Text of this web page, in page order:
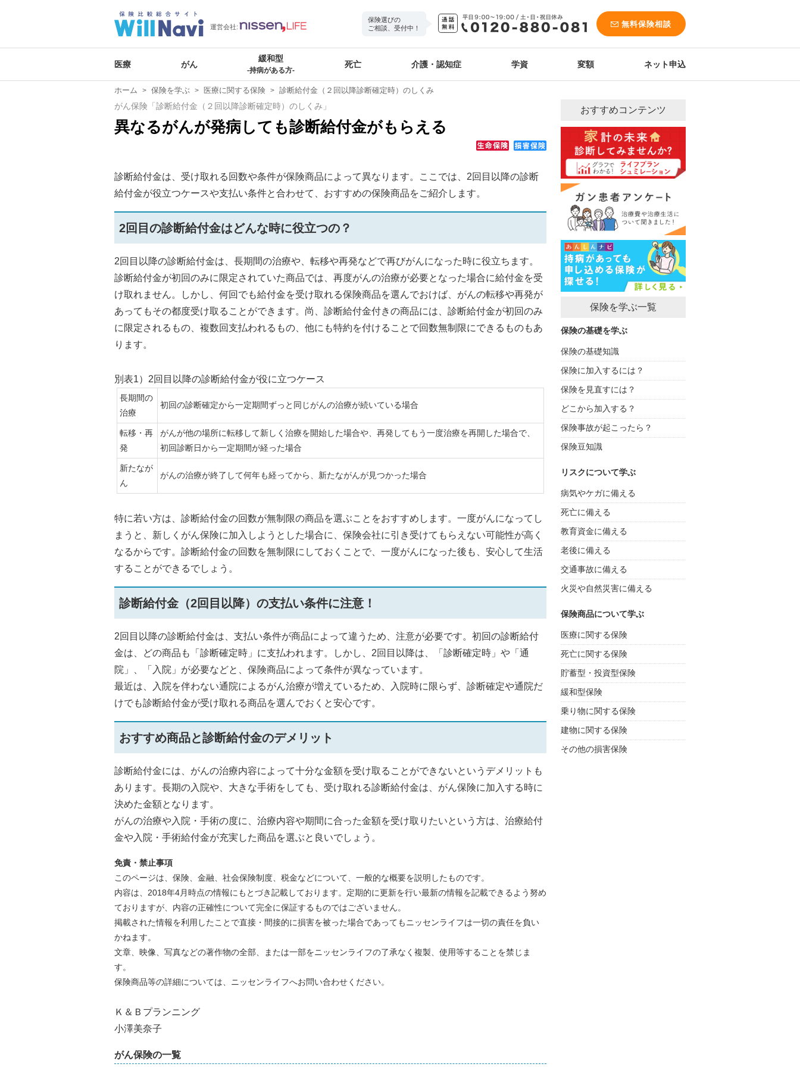
運営会社:
保険選びの
ご相談、受付中！
無料保険相談
医療 がん
緩和型
-持病がある方-
死亡 介護・認知症 学資 変額 ネット申込
ホーム 保険を学ぶ 医療に関する保険 診断給付金（２回以降診断確定時）のしくみ
がん保険「診断給付金（２回以降診断確定時）のしくみ」
異なるがんが発病しても診断給付金がもらえる
診断給付金は、受け取れる回数や条件が保険商品によって異なります。ここでは、2回目以降の診断
給付金が役立つケースや支払い条件と合わせて、おすすめの保険商品をご紹介します。
2回目の診断給付金はどんな時に役立つの？
2回目以降の診断給付金は、長期間の治療や、転移や再発などで再びがんになった時に役立ちます。
診断給付金が初回のみに限定されていた商品では、再度がんの治療が必要となった場合に給付金を受
け取れません。しかし、何回でも給付金を受け取れる保険商品を選んでおけば、がんの転移や再発が
あってもその都度受け取ることができます。尚、診断給付金付きの商品には、診断給付金が初回のみ
に限定されるもの、複数回支払われるもの、他にも特約を付けることで回数無制限にできるものもあ
ります。
別表1）2回目以降の診断給付金が役に立つケース
長期間の
治療
初回の診断確定から一定期間ずっと同じがんの治療が続いている場合
転移・再
発
がんが他の場所に転移して新しく治療を開始した場合や、再発してもう一度治療を再開した場合で、
初回診断日から一定期間が経った場合
新たなが
ん
がんの治療が終了して何年も経ってから、新たながんが見つかった場合
特に若い方は、診断給付金の回数が無制限の商品を選ぶことをおすすめします。一度がんになってし
まうと、新しくがん保険に加入しようとした場合に、保険会社に引き受けてもらえない可能性が高く
なるからです。診断給付金の回数を無制限にしておくことで、一度がんになった後も、安心して生活
することができるでしょう。
診断給付金（2回目以降）の支払い条件に注意！
2回目以降の診断給付金は、支払い条件が商品によって違うため、注意が必要です。初回の診断給付
金は、どの商品も「診断確定時」に支払われます。しかし、2回目以降は、「診断確定時」や「通
院」、「入院」が必要などと、保険商品によって条件が異なっています。
最近は、入院を伴わない通院によるがん治療が増えているため、入院時に限らず、診断確定や通院だ
けでも診断給付金が受け取れる商品を選んでおくと安心です。
おすすめ商品と診断給付金のデメリット
診断給付金には、がんの治療内容によって十分な金額を受け取ることができないというデメリットも
あります。長期の入院や、大きな手術をしても、受け取れる診断給付金は、がん保険に加入する時に
決めた金額となります。
がんの治療や入院・手術の度に、治療内容や期間に合った金額を受け取りたいという方は、治療給付
金や入院・手術給付金が充実した商品を選ぶと良いでしょう。
免責・禁止事項
このページは、保険、金融、社会保険制度、税金などについて、一般的な概要を説明したものです。
内容は、2018年4月時点の情報にもとづき記載しております。定期的に更新を行い最新の情報を記載できるよう努め
ておりますが、内容の正確性について完全に保証するものではございません。
掲載された情報を利用したことで直接・間接的に損害を被った場合であってもニッセンライフは一切の責任を負い
かねます。
文章、映像、写真などの著作物の全部、または一部をニッセンライフの了承なく複製、使用等することを禁じま
す。
保険商品等の詳細については、ニッセンライフへお問い合わせください。
Ｋ＆Ｂプランニング
小澤美奈子
がん保険の一覧
おすすめコンテンツ
保険を学ぶ一覧
保険の基礎を学ぶ
保険の基礎知識
保険に加入するには？
保険を見直すには？
どこから加入する？
保険事故が起こったら？
保険豆知識
リスクについて学ぶ
病気やケガに備える
死亡に備える
教育資金に備える
老後に備える
交通事故に備える
火災や自然災害に備える
保険商品について学ぶ
医療に関する保険
死亡に関する保険
貯蓄型・投資型保険
緩和型保険
乗り物に関する保険
建物に関する保険
その他の損害保険